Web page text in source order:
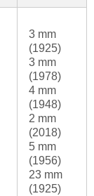
3 mm
(1925)
3 mm
(1978)
4 mm
(1948)
2 mm
(2018)
5 mm
(1956)
23 mm
(1925)